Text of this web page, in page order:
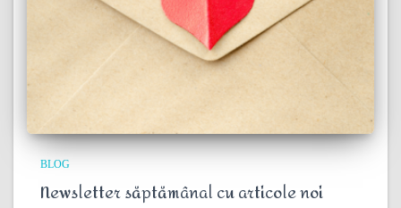
BLOG
Newsletter săptămânal cu articole noi